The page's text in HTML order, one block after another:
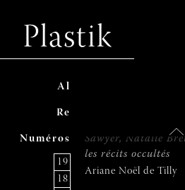
Plastik
Accuei
l
Revu
e
N uméros
19
18
Le bruit des images :
esthétique
Sawyer, Natalie
les récits occultés
Ariane Noël de Tilly